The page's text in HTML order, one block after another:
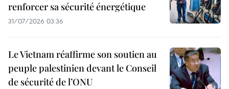
renforcer sa sécurité énergétique
31/07/2026 03:36
Le Vietnam réaffirme son soutien au
peuple palestinien devant le Conseil
de sécurité de l’ONU